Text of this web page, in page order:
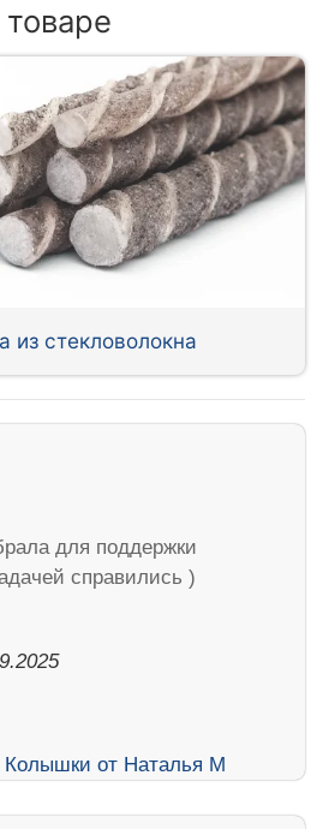
из стекловолокна
для поддержки
справились )